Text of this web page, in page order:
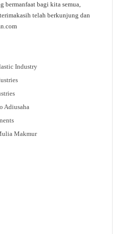
bermanfaat bagi kita semua,
telah berkunjung dan
Industry
Adiusaha
Makmur